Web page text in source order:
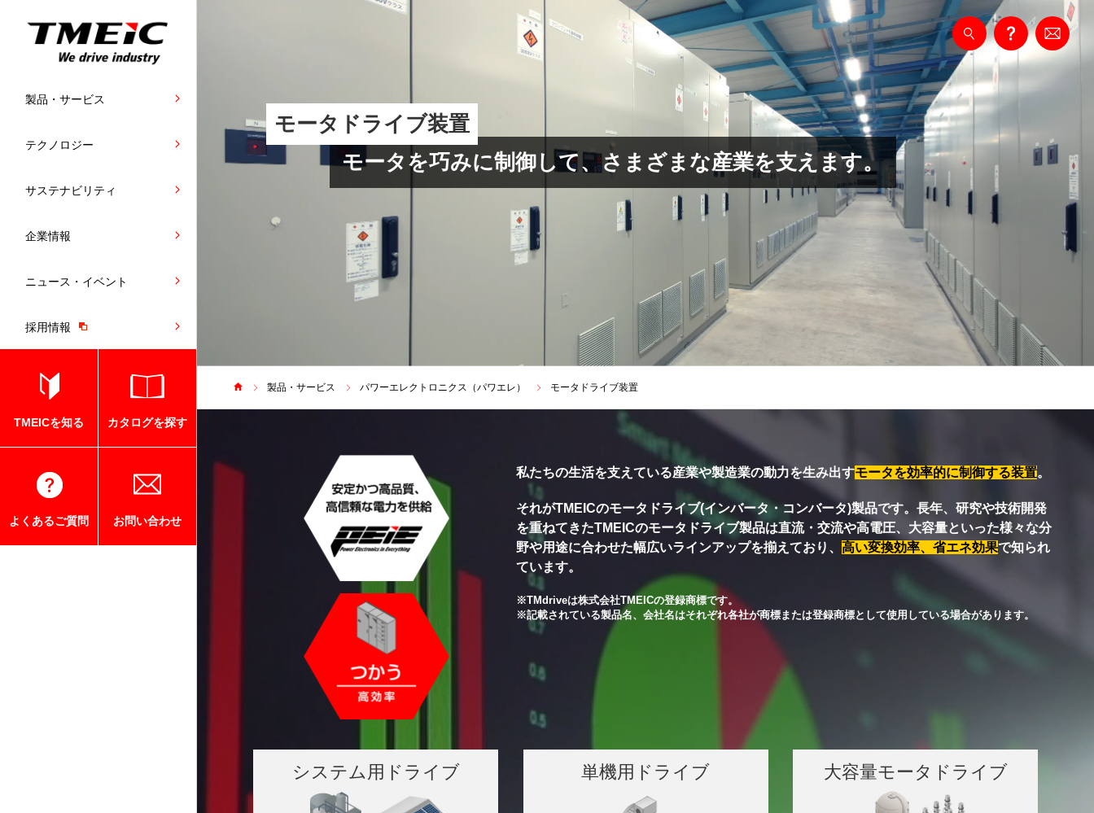
製品・サービス
テクノロジー
サステナビリティ
企業情報
ニュース・イベント
採用情報
TMEICを知る カタログを探す
よくあるご質問 お問い合わせ
モータドライブ装置
モータを巧みに制御して、さまざまな産業を支えます。
製品・サービス パワーエレクトロニクス（パワエレ） モータドライブ装置
私たちの生活を支えている産業や製造業の動力を生み出すモータを効率的に制御する装置。
それがTMEICのモータドライブ(インバータ・コンバータ)製品です。長年、研究や技術開発
を重ねてきたTMEICのモータドライブ製品は直流・交流や高電圧、大容量といった様々な分
野や用途に合わせた幅広いラインアップを揃えており、 高い変換効率、省エネ効果で知られ
ています。
※TMdriveは株式会社TMEICの登録商標です。
※記載されている製品名、会社名はそれぞれ各社が商標または登録商標として使用している場合があります。
システム用ドライブ 単機用ドライブ 大容量モータドライブ